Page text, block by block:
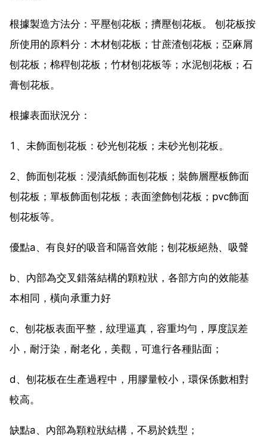
根據製造方法分：平壓刨花板；擠壓刨花板。 刨花板按
所使用的原料分：木材刨花板；甘蔗渣刨花板；亞麻屑
刨花板；棉稈刨花板；竹材刨花板等；水泥刨花板；石
膏刨花板。
根據表面狀況分：
1、未飾面刨花板：砂光刨花板；未砂光刨花板。
2、飾面刨花板：浸漬紙飾面刨花板；裝飾層壓板飾面
刨花板；單板飾面刨花板；表面塗飾刨花板；pvc飾面
刨花板等。
優點a、有良好的吸音和隔音效能；刨花板絕熱、吸聲
b、內部為交叉錯落結構的顆粒狀，各部方向的效能基
本相同，橫向承重力好
c、刨花板表面平整，紋理逼真，容重均勻，厚度誤差
小，耐汙染，耐老化，美觀，可進行各種貼面；
d、刨花板在生產過程中，用膠量較小，環保係數相對
較高。
缺點a、內部為顆粒狀結構，不易於銑型；